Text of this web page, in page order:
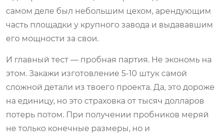
самом деле был небольшим цехом, арендующим
часть площадки у крупного завода и выдававшим
его мощности за свои.
И главный тест — пробная партия. Не экономь на
этом. Закажи изготовление 5-10 штук самой
сложной детали из твоего проекта. Да, это дороже
на единицу, но это страховка от тысяч долларов
потерь потом. При получении пробников меряй
не только конечные размеры, но и